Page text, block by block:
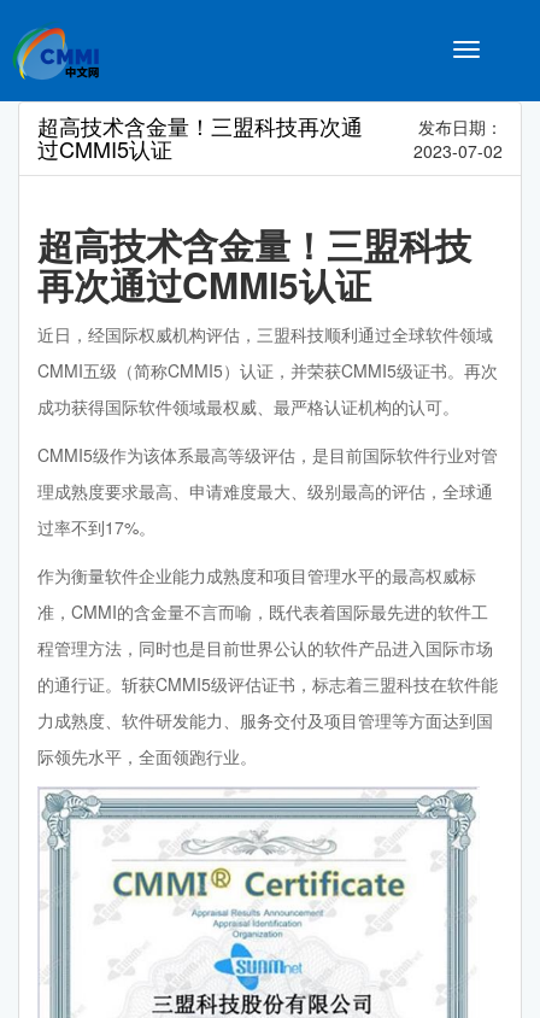
Toggle
超高技术含金量！三盟科技再次通
过CMMI5认证
发布日期：
2023-07-02
超高技术含金量！三盟科技
再次通过CMMI5认证
近日，经国际权威机构评估，三盟科技顺利通过全球软件领域
CMMI五级（简称CMMI5）认证，并荣获CMMI5级证书。再次
成功获得国际软件领域最权威、最严格认证机构的认可。
CMMI5级作为该体系最高等级评估，是目前国际软件行业对管
理成熟度要求最高、申请难度最大、级别最高的评估，全球通
过率不到17%。
作为衡量软件企业能力成熟度和项目管理水平的最高权威标
准，CMMI的含金量不言而喻，既代表着国际最先进的软件工
程管理方法，同时也是目前世界公认的软件产品进入国际市场
的通行证。斩获CMMI5级评估证书，标志着三盟科技在软件能
力成熟度、软件研发能力、服务交付及项目管理等方面达到国
际领先水平，全面领跑行业。